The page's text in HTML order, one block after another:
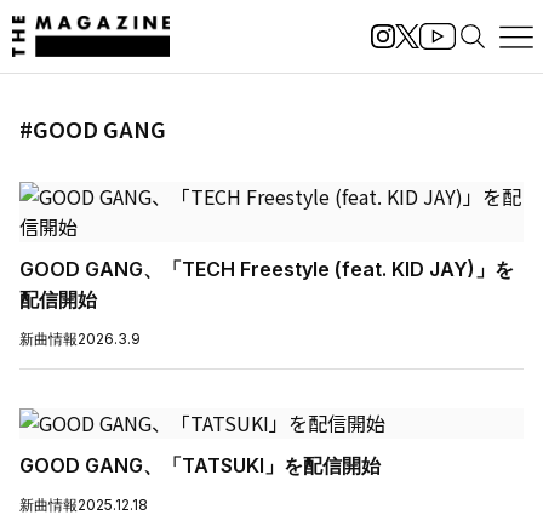
#GOOD GANG
GOOD GANG、「TECH Freestyle (feat. KID JAY)」を
配信開始
新曲情報2026.3.9
GOOD GANG、「TATSUKI」を配信開始
新曲情報2025.12.18